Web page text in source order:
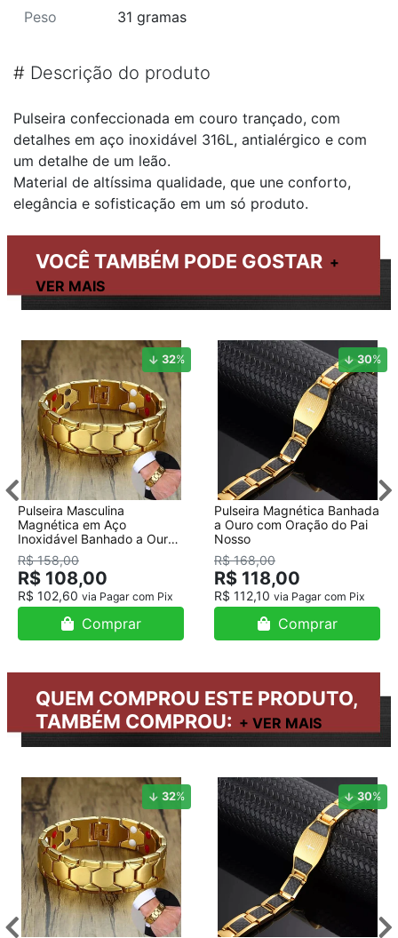
Peso 31 gramas
# Descrição do produto
Pulseira confeccionada em couro trançado, com
detalhes em aço inoxidável 316L, antialérgico e com
um detalhe de um leão.
Material de altíssima qualidade, que une conforto,
elegância e sofisticação em um só produto.
VOCÊ TAMBÉM PODE GOSTAR
32%
Pulseira Masculina
Magnética em Aço
Inoxidável Banhado a Ouro
18K
R$ 158,00
R$ 108,00
R$ 102,60 via Pagar com Pix
Comprar
30%
Pulseira Magnética Banhada
a Ouro com Oração do Pai
Nosso
R$ 168,00
R$ 118,00
R$ 112,10 via Pagar com Pix
Comprar
QUEM COMPROU ESTE PRODUTO,
TAMBÉM COMPROU:
32% 30%